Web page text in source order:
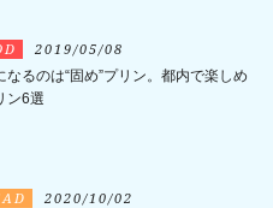
2019/05/08
なるのは“固め”プリン。都内で楽しめ
ン6選
2020/10/02